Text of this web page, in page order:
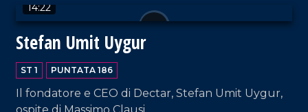
14:22
Stefan Umit Uygur
ST 1 PUNTATA 186
Il fondatore e CEO di Dectar, Stefan Umit Uygur,